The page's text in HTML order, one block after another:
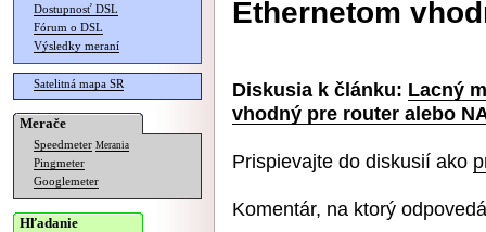
Dostupnosť DSL
Fórum o DSL
Výsledky meraní
Satelitná mapa SR
Merače
Speedmeter Merania
Pingmeter
Googlemeter
Hľadanie
Ethernetom
Diskusia k článku: Lacný
vhodný pre router alebo
Prispievajte do diskusií ako
Komentár, na ktorý